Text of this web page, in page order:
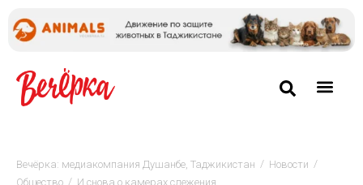
Вечёрка: медиакомпания Душанбе, Таджикистан / Новости /
Общество / И снова о камерах слежения